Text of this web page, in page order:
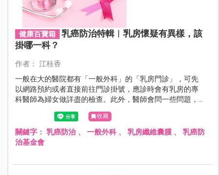
健康百寶箱
乳癌防治特輯︱乳房懷疑有異樣，該
掛哪一科？
作者： 江桂香
一般在大的醫院都有「一般外科」的「乳房門診」，可先
以網路預約或者直接前往門診掛號，應診時會有乳房的專
科醫師為婦女做詳盡的檢查。此外，醫師會問一些問題，
主要針對乳房是否有異樣或是否具有乳癌的危險因子。
收藏
關鍵字： 乳癌防治、 一般外科、 乳房纖維囊腫、 乳癌防
治基金會